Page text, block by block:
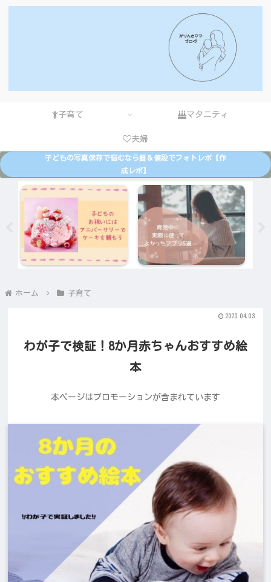
子育て マタニティ
夫婦
子どもの写真保存で悩むなら質＆値段でフォトレボ【作
成レポ】
ホーム 子育て
わが子で検証！8か月赤ちゃんおすすめ絵
本
本ページはプロモーションが含まれています
2020.04.03